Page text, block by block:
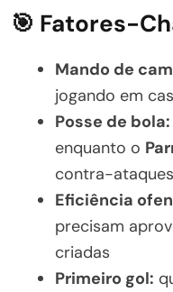
🎯 Fatores-
Mando de
jogando em
Posse de bola:
enquanto o
contra-ataques
Eficiência
precisam
criadas
Primeiro gol: